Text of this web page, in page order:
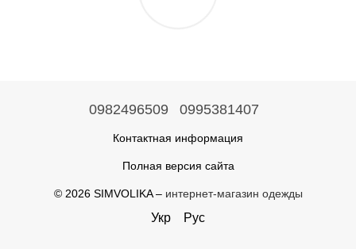
0982496509 0995381407
Контактная информация
Полная версия сайта
© 2026 SIMVOLIKA – интернет-магазин одежды
Укр Рус